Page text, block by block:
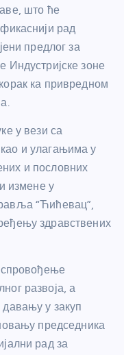
што ће
рад
предлог за
Индустријске зоне
ка привредном
у вези са
и улагањима у
и пословних
измене у
“Ћићевац”,
здравствених
спровођење
развоја, а
у закуп
председника
рад за